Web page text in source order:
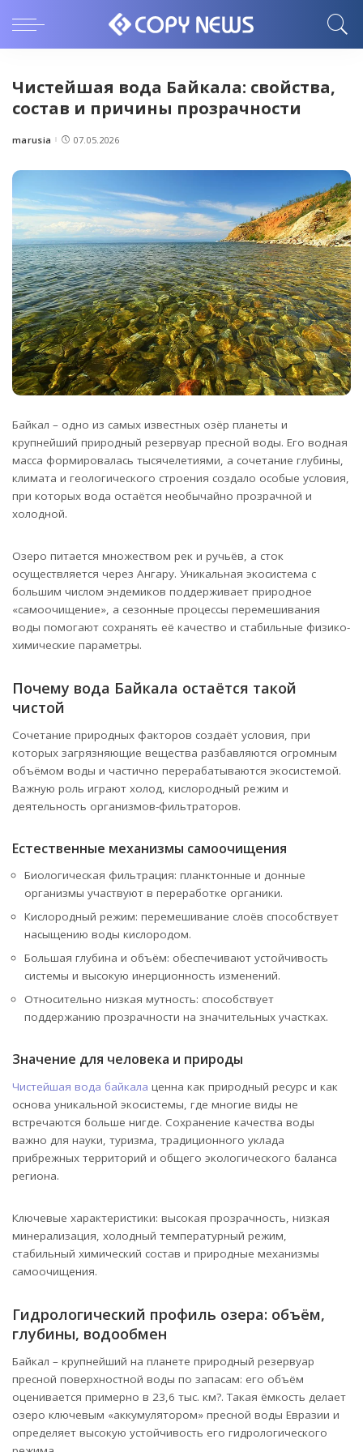
Чистейшая вода Байкала: свойства,
состав и причины прозрачности
Posted
marusia 07.05.2026
Байкал – одно из самых известных озёр планеты и
крупнейший природный резервуар пресной воды. Его водная
масса формировалась тысячелетиями, а сочетание глубины,
климата и геологического строения создало особые условия,
при которых вода остаётся необычайно прозрачной и
холодной.
Озеро питается множеством рек и ручьёв, а сток
осуществляется через Ангару. Уникальная экосистема с
большим числом эндемиков поддерживает природное
«самоочищение», а сезонные процессы перемешивания
воды помогают сохранять её качество и стабильные физико-
химические параметры.
Почему вода Байкала остаётся такой
чистой
Сочетание природных факторов создаёт условия, при
которых загрязняющие вещества разбавляются огромным
объёмом воды и частично перерабатываются экосистемой.
Важную роль играют холод, кислородный режим и
деятельность организмов-фильтраторов.
Естественные механизмы самоочищения
Биологическая фильтрация: планктонные и донные
организмы участвуют в переработке органики.
Кислородный режим: перемешивание слоёв способствует
насыщению воды кислородом.
Большая глубина и объём: обеспечивают устойчивость
системы и высокую инерционность изменений.
Относительно низкая мутность: способствует
поддержанию прозрачности на значительных участках.
Значение для человека и природы
Чистейшая вода байкала ценна как природный ресурс и как
основа уникальной экосистемы, где многие виды не
встречаются больше нигде. Сохранение качества воды
важно для науки, туризма, традиционного уклада
прибрежных территорий и общего экологического баланса
региона.
Ключевые характеристики: высокая прозрачность, низкая
минерализация, холодный температурный режим,
стабильный химический состав и природные механизмы
самоочищения.
Гидрологический профиль озера: объём,
глубины, водообмен
Байкал – крупнейший на планете природный резервуар
пресной поверхностной воды по запасам: его объём
оценивается примерно в 23,6 тыс. км?. Такая ёмкость делает
озеро ключевым «аккумулятором» пресной воды Евразии и
определяет высокую устойчивость его гидрологического